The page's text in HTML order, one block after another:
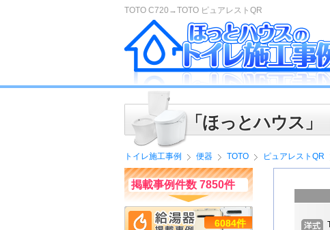
TOTO C720→TOTO ピュアレストQR
「ほっとハウス
トイレ施工事例 便器 TOTO ピュアレストQR
掲載事例件数 7850件
6084件